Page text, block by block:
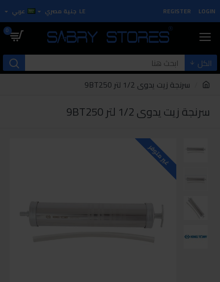
LOGIN
REGISTER
LE جنية مصري عربي
0
الكل
سرنجة زيت يدوى 1/2 لتر 9BT250
سرنجة زيت يدوى 1/2 لتر 9BT250
غير متوفر